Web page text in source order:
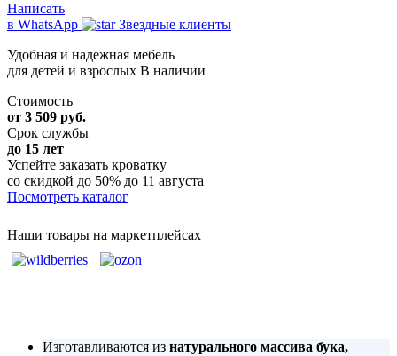
Написать
в WhatsApp
Звездные клиенты
Удобная и надежная мебель
для детей и взрослых В наличии
Стоимость
от 3 509 руб.
Срок службы
до 15 лет
Успейте заказать кроватку
со скидкой до 50% до 11 августа
Посмотреть каталог
Наши товары на маркетплейсах
Изготавливаются из натурального массива бука,